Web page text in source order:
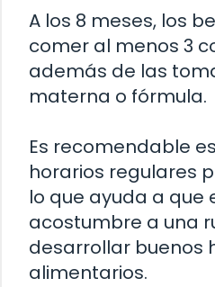
A los 8 meses, los
comer al menos 3
además de las
materna o fórmula.
Es recomendable
horarios regulares
lo que ayuda a que
acostumbre a una
desarrollar buenos
alimentarios.